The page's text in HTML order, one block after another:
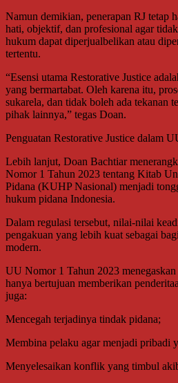
Namun demikian, penerapan RJ tetap
hati, objektif, dan profesional agar
hukum dapat diperjualbelikan atau
tertentu.
“Esensi utama Restorative Justice
yang bermartabat. Oleh karena itu,
sukarela, dan tidak boleh ada tekanan
pihak lainnya,” tegas Doan.
Penguatan Restorative Justice dalam
Lebih lanjut, Doan Bachtiar
Nomor 1 Tahun 2023 tentang Kitab
Pidana (KUHP Nasional) menjadi
hukum pidana Indonesia.
Dalam regulasi tersebut, nilai-nilai
pengakuan yang lebih kuat sebagai
modern.
UU Nomor 1 Tahun 2023
hanya bertujuan memberikan
juga:
Mencegah terjadinya tindak pidana;
Membina pelaku agar menjadi pribadi
Menyelesaikan konflik yang timbul